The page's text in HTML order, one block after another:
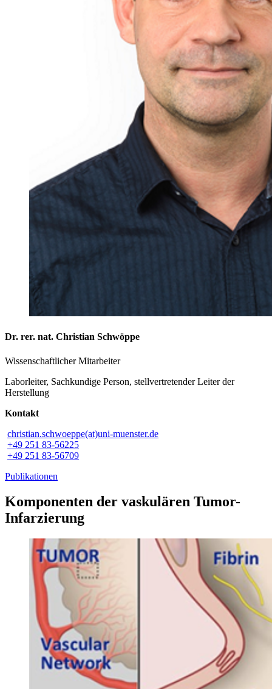
Dr. rer. nat. Christian Schwöppe
Wissenschaftlicher Mitarbeiter
Laborleiter, Sachkundige Person, stellvertretender Leiter der
Herstellung
Kontakt
christian.schwoeppe(at)uni-muenster.de
+49 251 83-56225
+49 251 83-56709
Publikationen
Komponenten der vaskulären Tumor-
Infarzierung